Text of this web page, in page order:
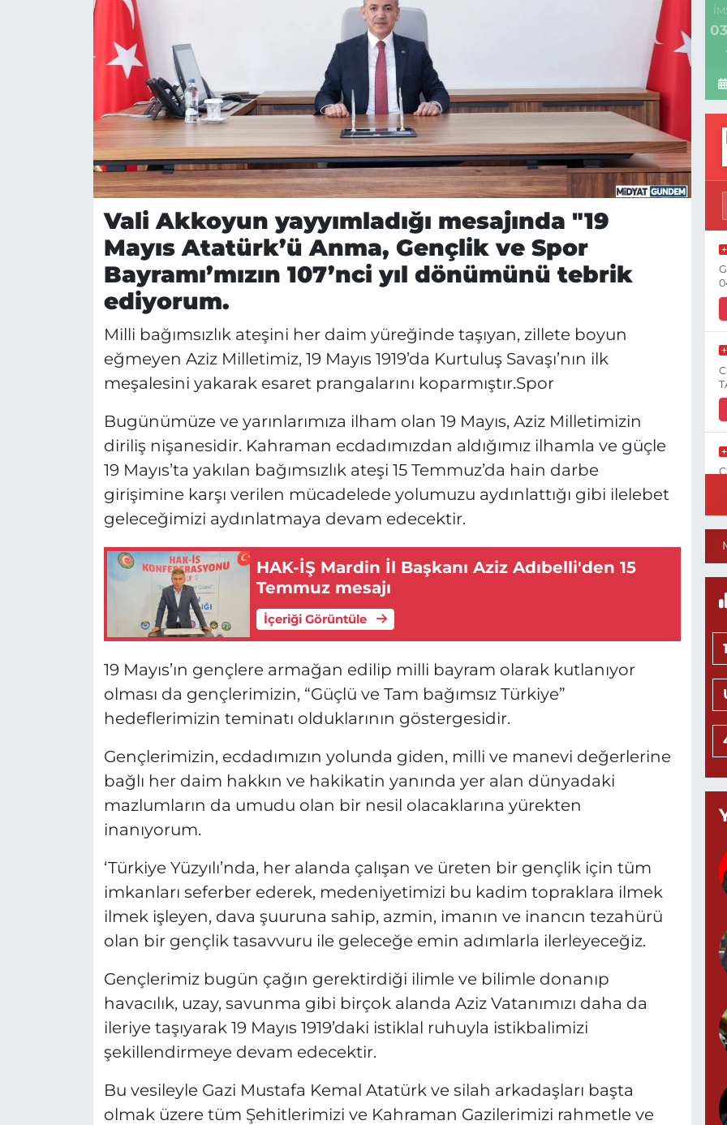
Vali Akkoyun yayyımladığı mesajında "19
Mayıs Atatürk’ü Anma, Gençlik ve Spor
Bayramı’mızın 107’nci yıl dönümünü tebrik
ediyorum.
Milli bağımsızlık ateşini her daim yüreğinde taşıyan, zillete boyun
eğmeyen Aziz Milletimiz, 19 Mayıs 1919’da Kurtuluş Savaşı’nın ilk
meşalesini yakarak esaret prangalarını koparmıştır.Spor
Bugünümüze ve yarınlarımıza ilham olan 19 Mayıs, Aziz Milletimizin
diriliş nişanesidir. Kahraman ecdadımızdan aldığımız ilhamla ve güçle
19 Mayıs’ta yakılan bağımsızlık ateşi 15 Temmuz’da hain darbe
girişimine karşı verilen mücadelede yolumuzu aydınlattığı gibi ilelebet
geleceğimizi aydınlatmaya devam edecektir.
HAK-İŞ Mardin İl Başkanı Aziz Adıbelli'den 15
Temmuz mesajı
İçeriği Görüntüle
19 Mayıs’ın gençlere armağan edilip milli bayram olarak kutlanıyor
olması da gençlerimizin, “Güçlü ve Tam bağımsız Türkiye”
hedeflerimizin teminatı olduklarının göstergesidir.
Gençlerimizin, ecdadımızın yolunda giden, milli ve manevi değerlerine
bağlı her daim hakkın ve hakikatin yanında yer alan dünyadaki
mazlumların da umudu olan bir nesil olacaklarına yürekten
inanıyorum.
‘Türkiye Yüzyılı’nda, her alanda çalışan ve üreten bir gençlik için tüm
imkanları seferber ederek, medeniyetimizi bu kadim topraklara ilmek
ilmek işleyen, dava şuuruna sahip, azmin, imanın ve inancın tezahürü
olan bir gençlik tasavvuru ile geleceğe emin adımlarla ilerleyeceğiz.
Gençlerimiz bugün çağın gerektirdiği ilimle ve bilimle donanıp
havacılık, uzay, savunma gibi birçok alanda Aziz Vatanımızı daha da
ileriye taşıyarak 19 Mayıs 1919’daki istiklal ruhuyla istikbalimizi
şekillendirmeye devam edecektir.
Bu vesileyle Gazi Mustafa Kemal Atatürk ve silah arkadaşları başta
olmak üzere tüm Şehitlerimizi ve Kahraman Gazilerimizi rahmetle ve